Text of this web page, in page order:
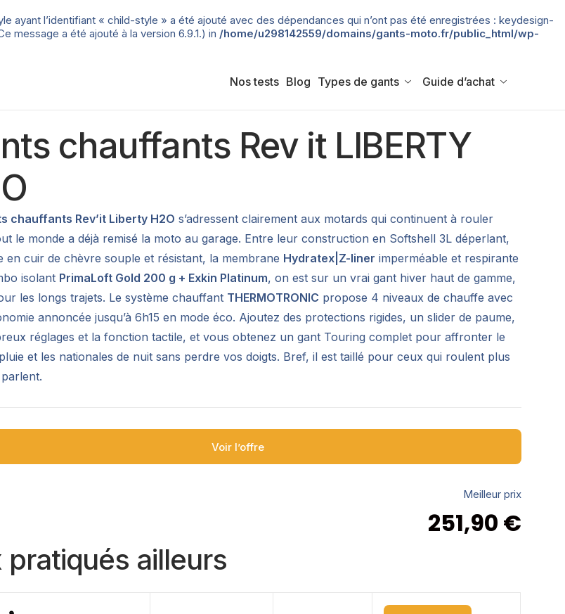
ayant l’identifiant « child-style » a été ajouté avec des dépendances qui n’ont pas été enregistrées : keydesign-
message a été ajouté à la version 6.9.1.) in /home/u298142559/domains/gants-moto.fr/public_html/wp-
Nos tests Blog Types de gants Guide d’achat
chauffants Rev it LIBERTY
chauffants Rev’it Liberty H2O s’adressent clairement aux motards qui continuent à rouler
le monde a déjà remisé la moto au garage. Entre leur construction en Softshell 3L déperlant,
en cuir de chèvre souple et résistant, la membrane Hydratex|Z-liner imperméable et respirante
isolant PrimaLoft Gold 200 g + Exkin Platinum, on est sur un vrai gant hiver haut de gamme,
les longs trajets. Le système chauffant THERMOTRONIC propose 4 niveaux de chauffe avec
annoncée jusqu’à 6h15 en mode éco. Ajoutez des protections rigides, un slider de paume,
réglages et la fonction tactile, et vous obtenez un gant Touring complet pour affronter le
et les nationales de nuit sans perdre vos doigts. Bref, il est taillé pour ceux qui roulent plus
parlent.
Voir l’offre
Meilleur prix
251,90 €
pratiqués ailleurs